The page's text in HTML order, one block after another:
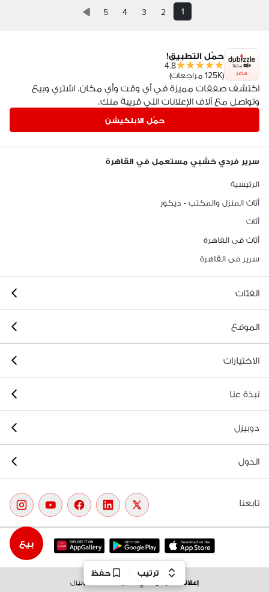
1
2
3
4
5
بيع
ترتيب حفظ
مصر
حمّل التطبيق!
4.8
(125K مراجعات)
اكتشف صفقات مميزة في أي وقت وأي مكان. اشتري وبيع
وتواصل مع آلاف الإعلانات اللي قريبة منك.
حمّل الابلكيشن
سرير فردي خشبي مستعمل في القاهرة
الرئيسية
أثاث المنزل والمكتب - ديكور
أثاث
أثاث فى القاهرة
سرير فى القاهرة
الفئات
الموقع
الاختيارات
نبذة عنا
دوبيزل
الدول
تابعنا
إعلانات مجانية في